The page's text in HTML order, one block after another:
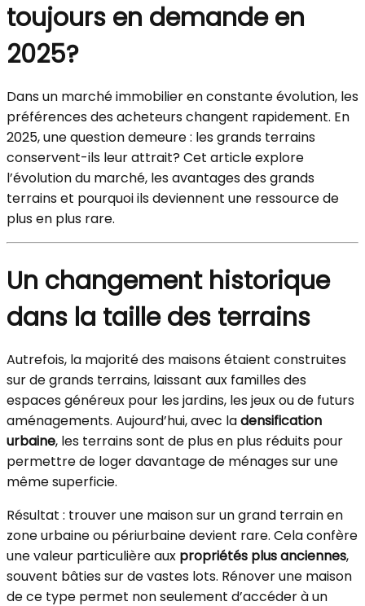
toujours en demande en
2025?
Dans un marché immobilier en constante évolution, les
préférences des acheteurs changent rapidement. En
2025, une question demeure : les grands terrains
conservent-ils leur attrait? Cet article explore
l’évolution du marché, les avantages des grands
terrains et pourquoi ils deviennent une ressource de
plus en plus rare.
Un changement historique
dans la taille des terrains
Autrefois, la majorité des maisons étaient construites
sur de grands terrains, laissant aux familles des
espaces généreux pour les jardins, les jeux ou de futurs
aménagements. Aujourd’hui, avec ladensification
urbaine, les terrains sont de plus en plus réduits pour
permettre de loger davantage de ménages sur une
même superficie.
Résultat : trouver une maison sur un grand terrain en
zone urbaine ou périurbaine devient rare. Cela confère
une valeur particulière aux propriétés plus anciennes,
souvent bâties sur de vastes lots. Rénover une maison
de ce type permet non seulement d’accéder à un